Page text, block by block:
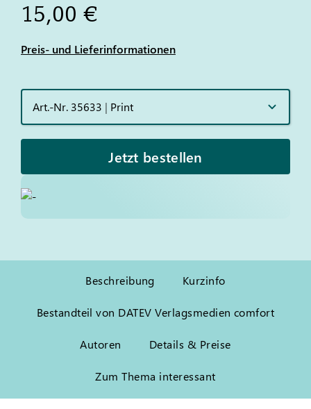
15,00 €
Preis- und Lieferinformationen
Art.-Nr. 35633 | Print
Jetzt bestellen
Beschreibung Kurzinfo
Bestandteil von DATEV Verlagsmedien comfort
Autoren Details & Preise
Zum Thema interessant